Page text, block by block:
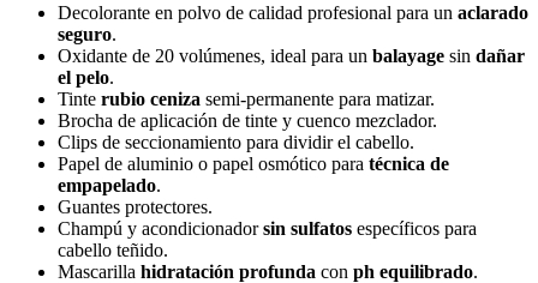
Decolorante en polvo de calidad profesional para un aclarado
seguro.
Oxidante de 20 volúmenes, ideal para un balayage sin dañar
el pelo.
Tinte rubio ceniza semi-permanente para matizar.
Brocha de aplicación de tinte y cuenco mezclador.
Clips de seccionamiento para dividir el cabello.
Papel de aluminio o papel osmótico para técnica de
empapelado.
Guantes protectores.
Champú y acondicionadorsin sulfatos específicos para
cabello teñido.
Mascarilla hidratación profunda con ph equilibrado.